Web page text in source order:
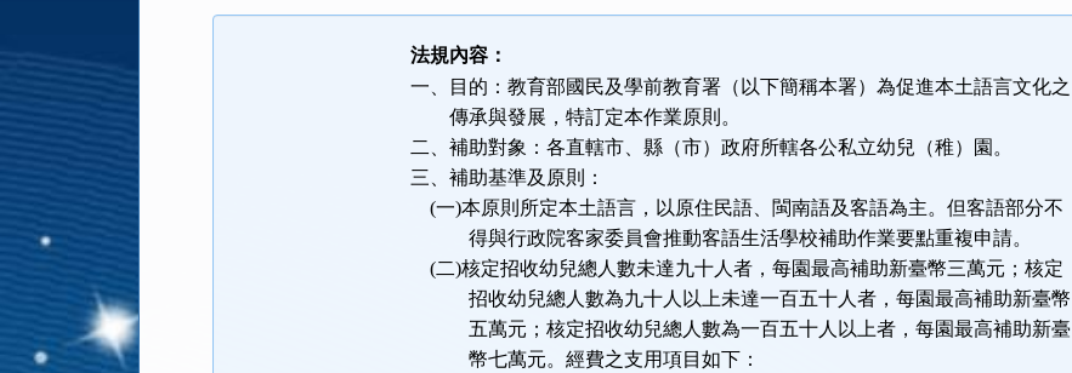
法規內容：
一、目的：教育部國民及學前教育署（以下簡稱本署）為促進本土語言文化之
傳承與發展，特訂定本作業原則。
二、補助對象：各直轄市、縣（市）政府所轄各公私立幼兒（稚）園。
三、補助基準及原則：
(一)本原則所定本土語言，以原住民語、閩南語及客語為主。但客語部分不
得與行政院客家委員會推動客語生活學校補助作業要點重複申請。
(二)核定招收幼兒總人數未達九十人者，每園最高補助新臺幣三萬元；核定
招收幼兒總人數為九十人以上未達一百五十人者，每園最高補助新臺幣
五萬元；核定招收幼兒總人數為一百五十人以上者，每園最高補助新臺
幣七萬元。經費之支用項目如下：